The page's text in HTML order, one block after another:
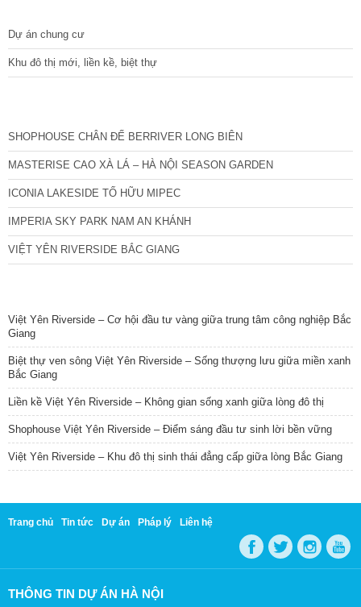
Dự án chung cư
Khu đô thị mới, liền kề, biệt thự
SHOPHOUSE CHÂN ĐẾ BERRIVER LONG BIÊN
MASTERISE CAO XÀ LÁ – HÀ NỘI SEASON GARDEN
ICONIA LAKESIDE TỐ HỮU MIPEC
IMPERIA SKY PARK NAM AN KHÁNH
VIỆT YÊN RIVERSIDE BẮC GIANG
Việt Yên Riverside – Cơ hội đầu tư vàng giữa trung tâm công nghiệp Bắc
Giang
Biệt thự ven sông Việt Yên Riverside – Sống thượng lưu giữa miền xanh
Bắc Giang
Liền kề Việt Yên Riverside – Không gian sống xanh giữa lòng đô thị
Shophouse Việt Yên Riverside – Điểm sáng đầu tư sinh lời bền vững
Việt Yên Riverside – Khu đô thị sinh thái đẳng cấp giữa lòng Bắc Giang
Trang chủ Tin tức Dự án Pháp lý Liên hệ
THÔNG TIN DỰ ÁN HÀ NỘI